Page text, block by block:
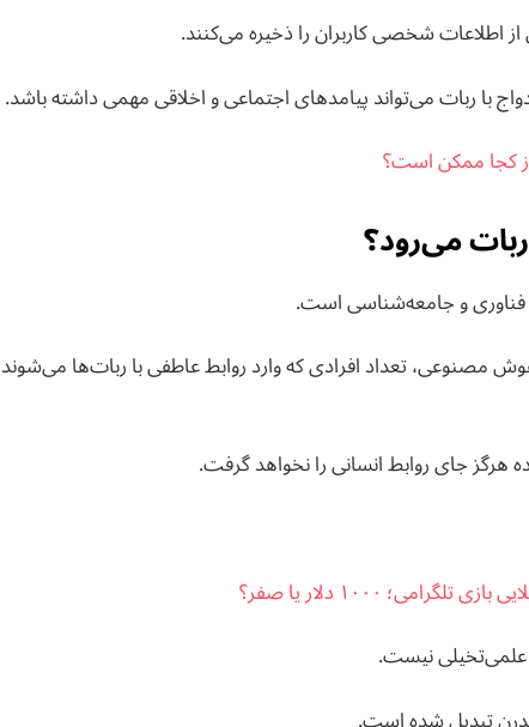
اطلاعات شخصی کاربران را ذخیره می‌کنند.
با ربات می‌تواند پیامدهای اجتماعی و اخلاقی مهمی داشته باشد.
از کجا ممکن است؟
می‌رود؟
و جامعه‌شناسی است.
مصنوعی، تعداد افرادی که وارد روابط عاطفی با ربات‌ها می‌شوند
هرگز جای روابط انسانی را نخواهد گرفت.
۱۰۰۰ دلار یا صفر؟
علمی‌تخیلی نیست.